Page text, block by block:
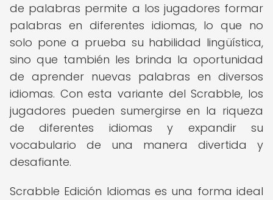
de palabras permite a los jugadores formar
palabras en diferentes idiomas, lo que no
solo pone a prueba su habilidad lingüística,
sino que también les brinda la oportunidad
de aprender nuevas palabras en diversos
idiomas. Con esta variante del Scrabble, los
jugadores pueden sumergirse en la riqueza
de diferentes idiomas y expandir su
vocabulario de una manera divertida y
desafiante.
Scrabble Edición Idiomas es una forma ideal